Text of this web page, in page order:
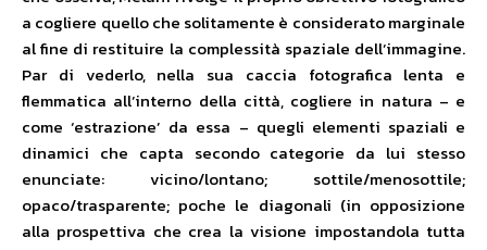
a cogliere quello che solitamente è considerato marginale
al fine di restituire la complessità spaziale dell’immagine.
Par di vederlo, nella sua caccia fotografica lenta e
flemmatica all’interno della città, cogliere in natura – e
come ‘estrazione’ da essa – quegli elementi spaziali e
dinamici che capta secondo categorie da lui stesso
enunciate: vicino/lontano; sottile/menosottile;
opaco/trasparente; poche le diagonali (in opposizione
alla prospettiva che crea la visione impostandola tutta